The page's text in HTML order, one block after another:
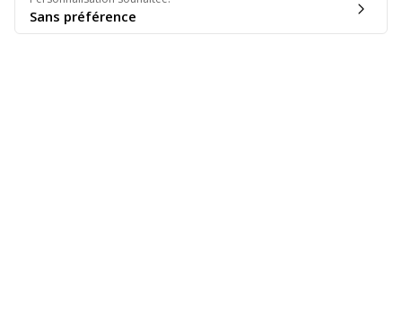
Sans préférence